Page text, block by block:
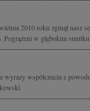
2010 roku zginął nasz
w głębokim
współczucia z